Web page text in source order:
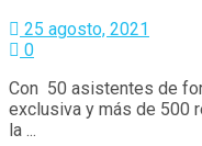
25 agosto, 2021
0
Con 50 asistentes de
exclusiva y más de 500
la ...